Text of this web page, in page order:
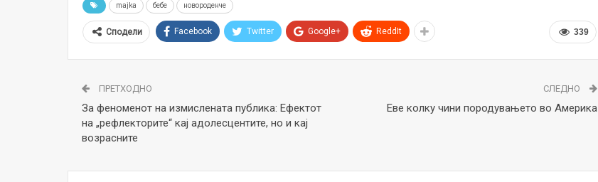
majka бебе новороденче
339
Сподели Facebook Twitter Google+ ReddIt
ПРЕТХОДНО
За феноменот на измислената публика: Ефектот
на „рефлекторите“ кај адолесцентите, но и кај
возрасните
СЛЕДНО
Еве колку чини породувањето во Америка